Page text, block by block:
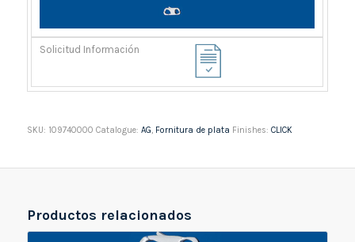
SKU: 109740000 Catalogue: AG Fornitura de plata Finishes: CLICK
Productos relacionados